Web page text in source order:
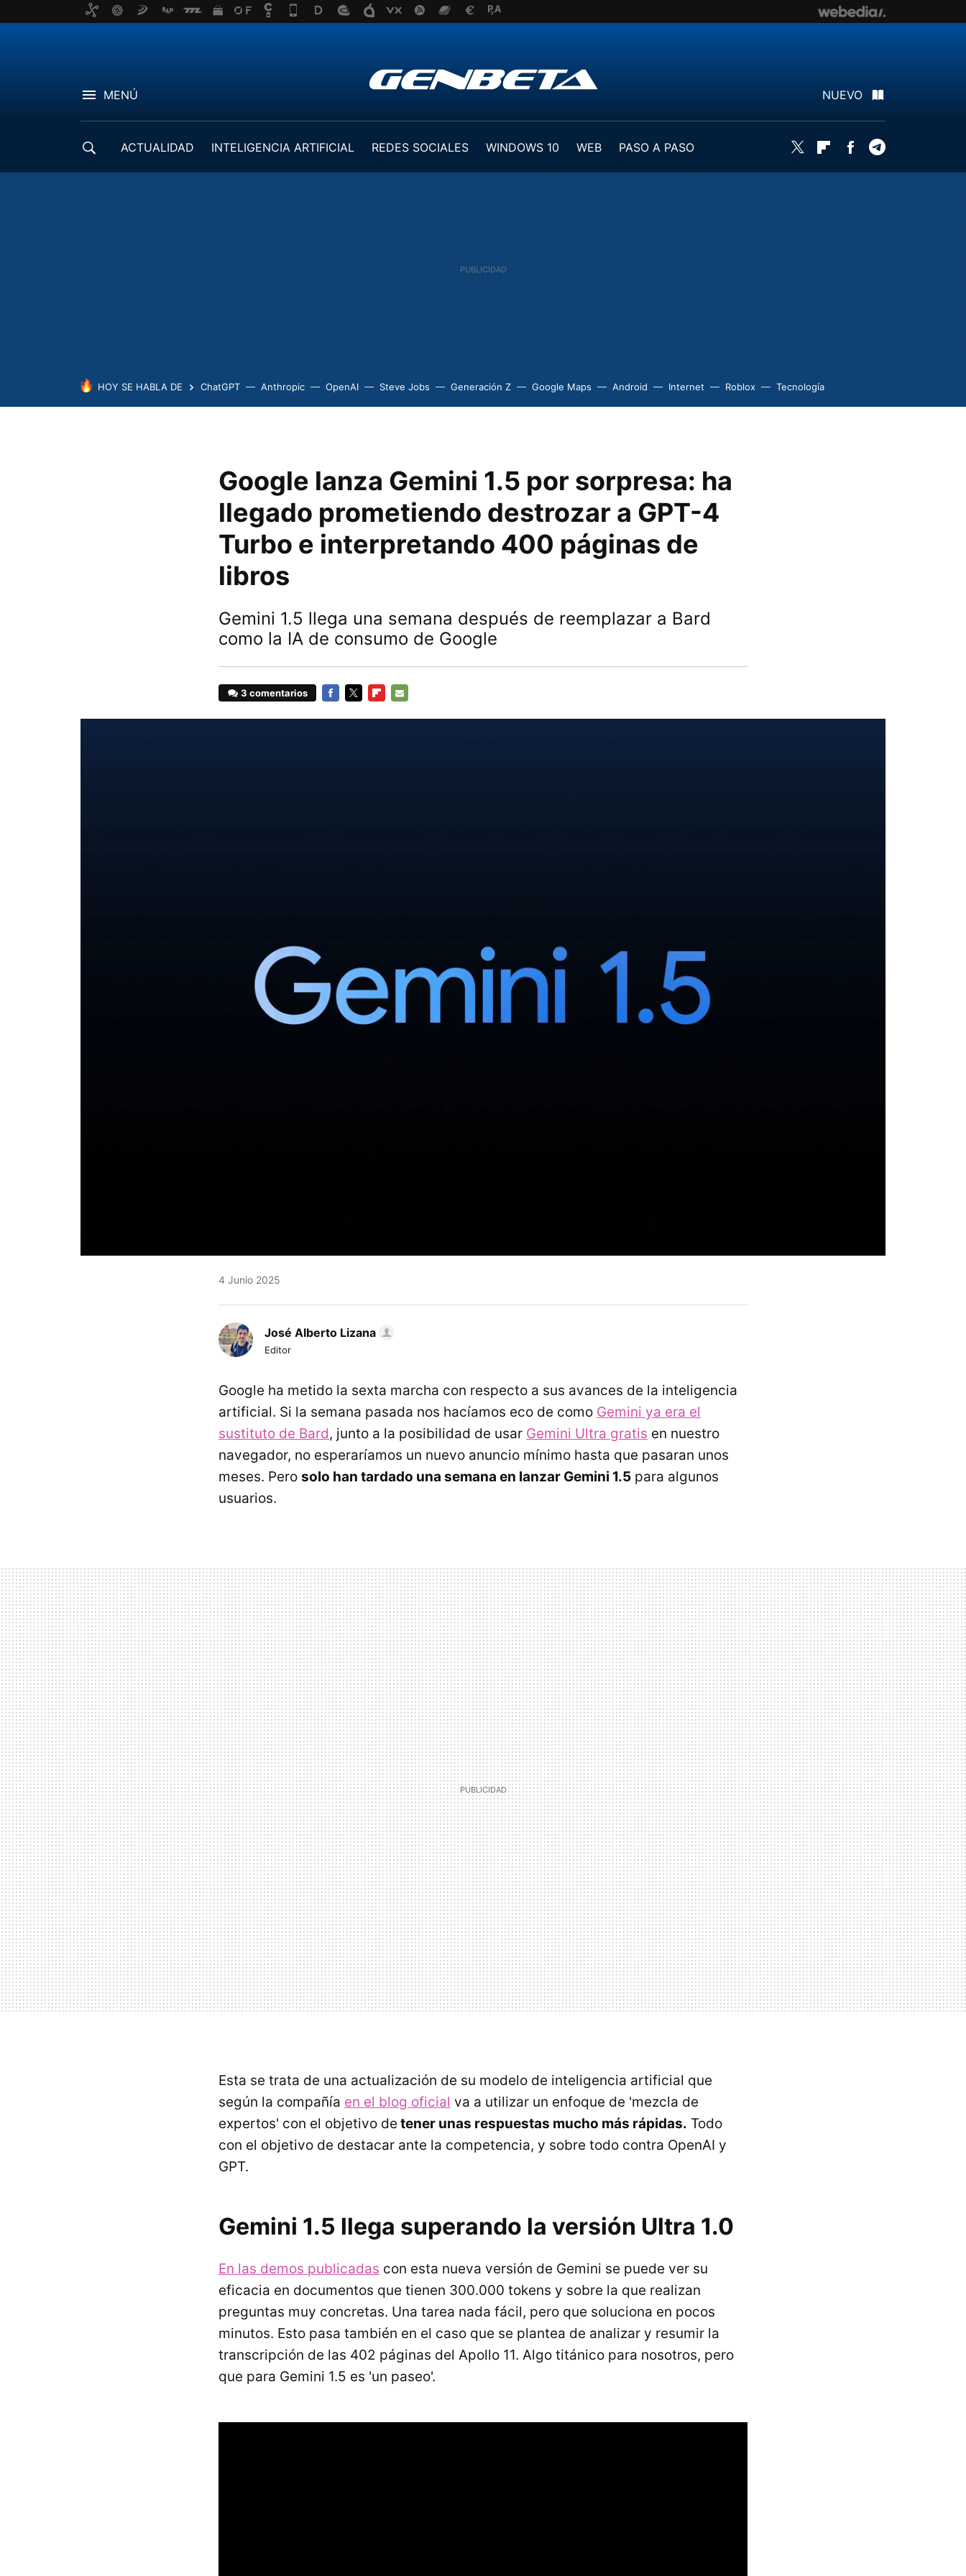
MENÚ NUEVO
ACTUALIDAD INTELIGENCIA ARTIFICIAL REDES SOCIALES WINDOWS 10 WEB
PASO A PASO
Twitter FlipboardFacebook
HOY SE HABLA DE ChatGPT Anthropic OpenAI Steve Jobs Generación Z Google Maps Android Internet Roblox Tecnología
Google lanza Gemini 1.5 por sorpresa: ha
llegado prometiendo destrozar a GPT-4
Turbo e interpretando 400 páginas de
libros
Gemini 1.5 llega una semana después de reemplazar a Bard
como la IA de consumo de Google
3 comentarios
4 Junio 2025
José Alberto Lizana
Editor
Google ha metido la sexta marcha con respecto a sus avances de la inteligencia
artificial. Si la semana pasada nos hacíamos eco de como Gemini ya era el
sustituto de Bard, junto a la posibilidad de usar Gemini Ultra gratis en nuestro
navegador, no esperaríamos un nuevo anuncio mínimo hasta que pasaran unos
meses. Pero solo han tardado una semana en lanzar Gemini 1.5 para algunos
usuarios.
Esta se trata de una actualización de su modelo de inteligencia artificial que
según la compañía en el blog oficial va a utilizar un enfoque de 'mezcla de
expertos' con el objetivo de tener unas respuestas mucho más rápidas. Todo
con el objetivo de destacar ante la competencia, y sobre todo contra OpenAI y
GPT.
Gemini 1.5 llega superando la versión Ultra 1.0
En las demos publicadas con esta nueva versión de Gemini se puede ver su
eficacia en documentos que tienen 300.000 tokens y sobre la que realizan
preguntas muy concretas. Una tarea nada fácil, pero que soluciona en pocos
minutos. Esto pasa también en el caso que se plantea de analizar y resumir la
transcripción de las 402 páginas del Apollo 11. Algo titánico para nosotros, pero
que para Gemini 1.5 es 'un paseo'.